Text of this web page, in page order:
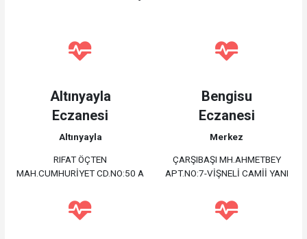
Altınyayla
Eczanesi
Altınyayla
RIFAT ÖÇTEN
MAH.CUMHURİYET CD.NO:50 A
Bengisu
Eczanesi
Merkez
ÇARŞIBAŞI MH.AHMETBEY
APT.NO:7-VİŞNELİ CAMİİ YANI